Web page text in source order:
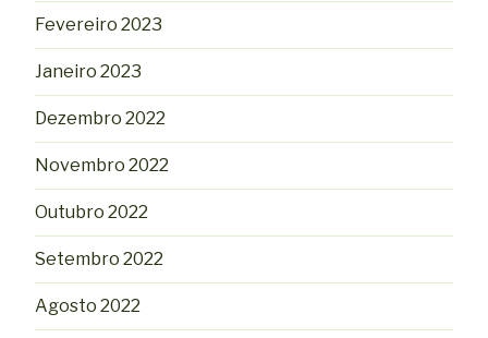
Fevereiro 2023
Janeiro 2023
Dezembro 2022
Novembro 2022
Outubro 2022
Setembro 2022
Agosto 2022